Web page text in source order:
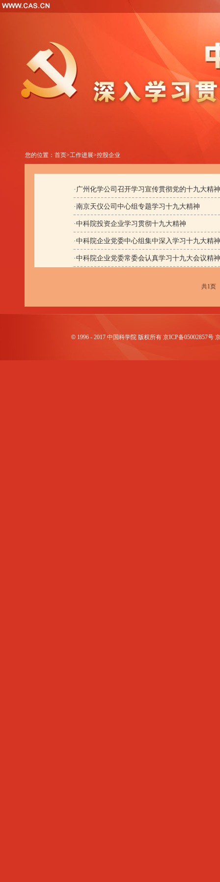
您的位置： 首页>工作进展>控股企业
· 广州化学公司召开学习宣传贯彻党的十九大精
·南京天仪公司中心组专题学习十九大精神
·中科院投资企业学习贯彻十九大精神
·中科院企业党委中心组集中深入学习十九大精神
·中科院企业党委常委会认真学习十九大会议精神
共1页
© 1996 - 2017 中国科学院 版权所有 京ICP备05002857号